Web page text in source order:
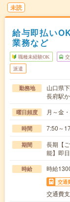
未読
給与即払い
業務など
職種未経験OK
派遣
勤務地
山口県
長府駅
曜日頻度 月～金
時間 7:50～
期間
長期【
能】即
時給 時給
交通
交通費